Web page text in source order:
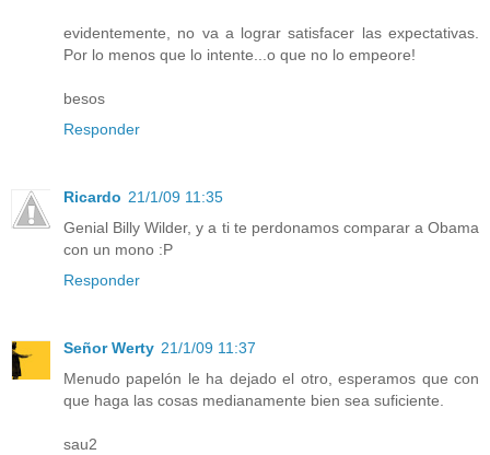
evidentemente, no va a lograr satisfacer las expectativas.
Por lo menos que lo intente...o que no lo empeore!
besos
Responder
Ricardo 21/1/09 11:35
Genial Billy Wilder, y a ti te perdonamos comparar a Obama
con un mono :P
Responder
Señor Werty 21/1/09 11:37
Menudo papelón le ha dejado el otro, esperamos que con
que haga las cosas medianamente bien sea suficiente.
sau2